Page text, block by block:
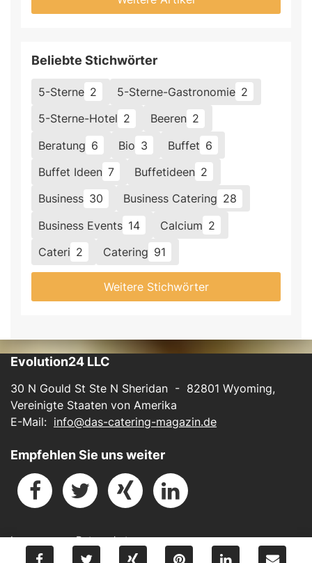
Beliebte Stichwörter
5-Sterne 2 5-Sterne-Gastronomie 2
5-Sterne-Hotel 2 Beeren 2
Beratung 6 Bio 3 Buffet 6
Buffet Ideen 7 Buffetideen 2
Business 30 Business Catering 28
Business Events 14 Calcium 2
Cateri 2 Catering 91
Weitere Stichwörter
Evolution24 LLC
30 N Gould St Ste N Sheridan - 82801 Wyoming,
Vereinigte Staaten von Amerika
E-Mail: info@das-catering-magazin.de
Empfehlen Sie uns weiter
Impressum-Datenschutz